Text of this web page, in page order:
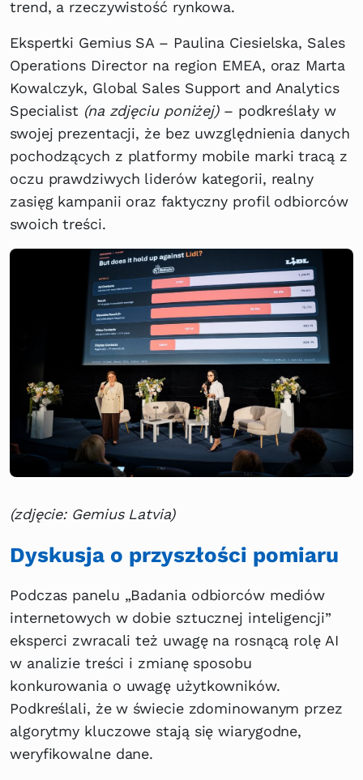
trend, a rzeczywistość rynkowa.
Ekspertki Gemius SA – Paulina Ciesielska, Sales
Operations Director na region EMEA, oraz Marta
Kowalczyk, Global Sales Support and Analytics
Specialist (na zdjęciu poniżej)– podkreślały w
swojej prezentacji, że bez uwzględnienia danych
pochodzących z platformy mobile marki tracą z
oczu prawdziwych liderów kategorii, realny
zasięg kampanii oraz faktyczny profil odbiorców
swoich treści.
(zdjęcie: Gemius Latvia)
Dyskusja o przyszłości pomiaru
Podczas panelu „Badania odbiorców mediów
internetowych w dobie sztucznej inteligencji”
eksperci zwracali też uwagę na rosnącą rolę AI
w analizie treści i zmianę sposobu
konkurowania o uwagę użytkowników.
Podkreślali, że w świecie zdominowanym przez
algorytmy kluczowe stają się wiarygodne,
weryfikowalne dane.